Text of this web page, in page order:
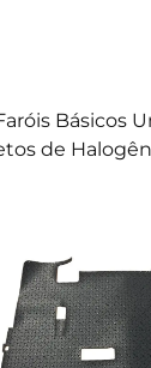
Básicos
de